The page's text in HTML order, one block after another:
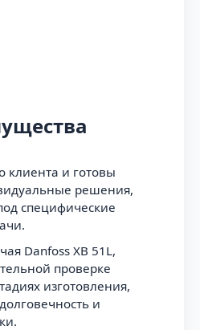
и готовы
решения,
специфические
Danfoss XB 51L,
проверке
изготовления,
и